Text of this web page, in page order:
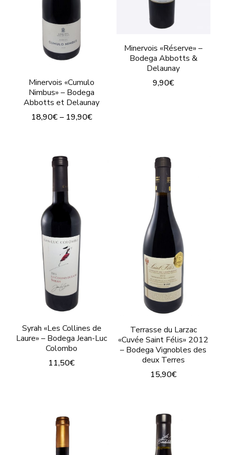
página
de
producto
Minervois «Cumulo
Nimbus» – Bodega
Abbotts et Delaunay
18,90€– 19,90€
tiene
múltiples
variantes.
Las
opciones
se
pueden
elegir
en
de
producto
Minervois «Réserve» –
Bodega Abbotts &
Delaunay
9,90€
variantes.
Las
opciones
se
pueden
elegir
en
la
página
de
Syrah «Les Collines de
Laure» – Bodega Jean-Luc
Colombo
11,50€
múltiples
variantes.
Terrasse du Larzac
«Cuvée Saint Félis» 2012
– Bodega Vignobles des
deux Terres
15,90€
tiene
múltiples